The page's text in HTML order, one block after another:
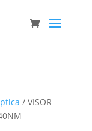
/ VISOR